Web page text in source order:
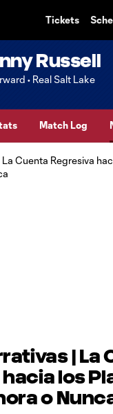
Tickets
Russell
• Real Salt Lake
Match Log
| La
los
o